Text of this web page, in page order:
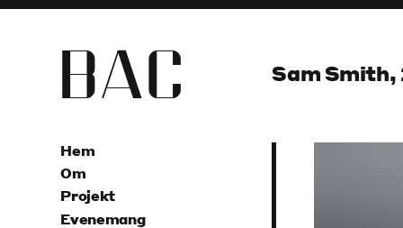
BAC
Hem
Om
Projekt
Evenemang
Sam Smith,